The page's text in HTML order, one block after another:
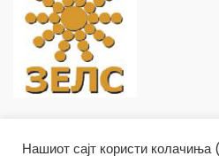
Нашиот сајт користи